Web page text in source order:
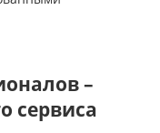
–
сервиса